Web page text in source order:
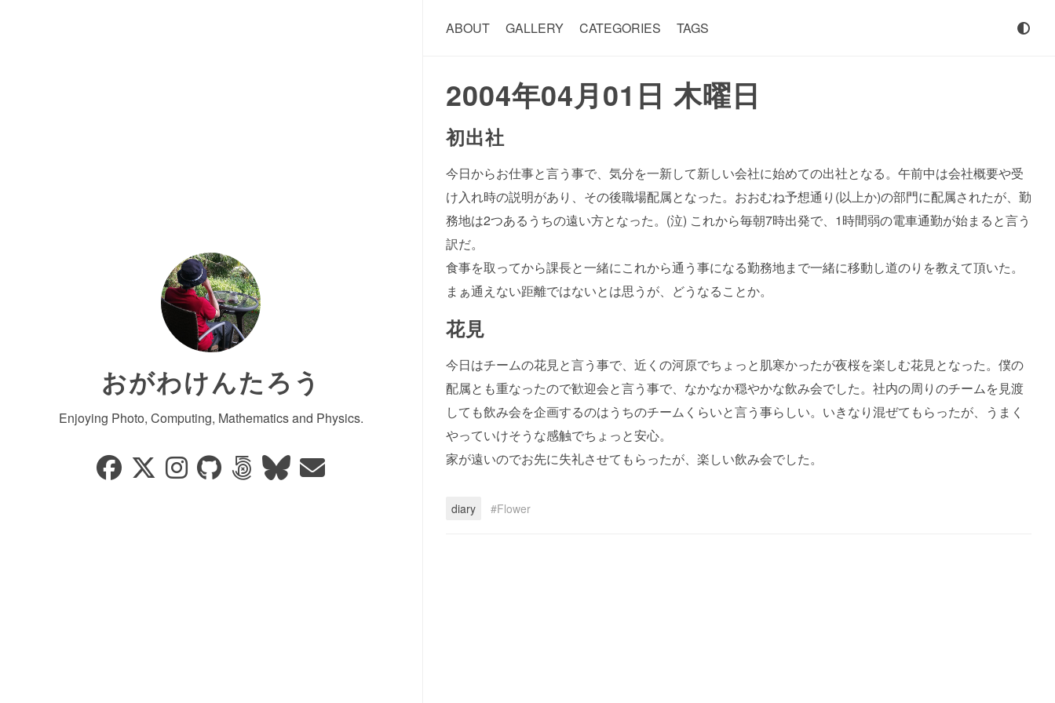
おがわけんたろう
Enjoying Photo, Computing, Mathematics and Physics.
ABOUT GALLERY CATEGORIES TAGS
2004年04月01日 木曜日
初出社
今日からお仕事と言う事で、気分を一新して新しい会社に始めての出社となる。午前中は会社概要や受
け入れ時の説明があり、その後職場配属となった。おおむね予想通り(以上か)の部門に配属されたが、勤
務地は2つあるうちの遠い方となった。(泣) これから毎朝7時出発で、1時間弱の電車通勤が始まると言う
訳だ。
食事を取ってから課長と一緒にこれから通う事になる勤務地まで一緒に移動し道のりを教えて頂いた。
まぁ通えない距離ではないとは思うが、どうなることか。
花見
今日はチームの花見と言う事で、近くの河原でちょっと肌寒かったが夜桜を楽しむ花見となった。僕の
配属とも重なったので歓迎会と言う事で、なかなか穏やかな飲み会でした。社内の周りのチームを見渡
しても飲み会を企画するのはうちのチームくらいと言う事らしい。いきなり混ぜてもらったが、うまく
やっていけそうな感触でちょっと安心。
家が遠いのでお先に失礼させてもらったが、楽しい飲み会でした。
diary Flower